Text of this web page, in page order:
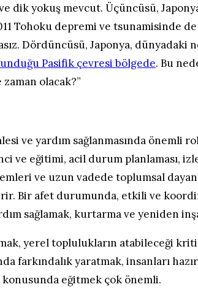
dik yokuş mevcut. Üçüncüsü,
Tohoku depremi ve tsunamisinde
Dördüncüsü, Japonya, dünyadaki
Pasifik çevresi bölgede. Bu
olacak?”
ve yardım sağlanmasında önemli
ve eğitimi, acil durum planlaması,
ve uzun vadede toplumsal
Bir afet durumunda, etkili ve
sağlamak, kurtarma ve yeniden
yerel toplulukların atabileceği
farkındalık yaratmak, insanları
eğitmek çok önemli.